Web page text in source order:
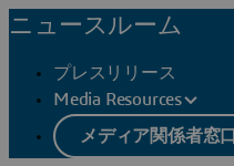
ニュースルーム
プレスリリース
Media Resources
メディア関係者窓口